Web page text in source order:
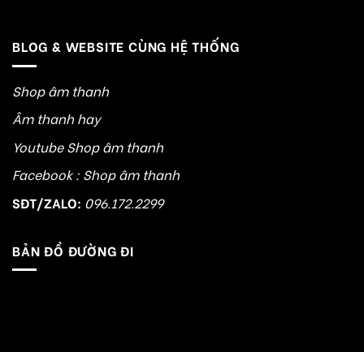
BLOG & WEBSITE CÙNG HỆ THỐNG
Shop âm thanh
Âm thanh hay
Youtube Shop âm thanh
Facebook : Shop âm thanh
SĐT/ZALO: 096.172.2299
BẢN ĐỒ ĐƯỜNG ĐI